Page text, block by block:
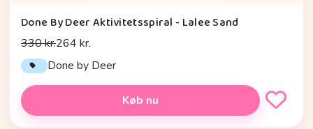
Done By Deer Aktivitetsspiral - Lalee Sand
330 kr.264 kr.
Done by Deer
Køb nu